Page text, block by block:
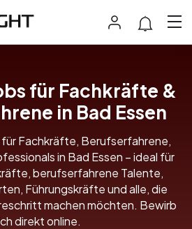
für Fachkräfte &
in Bad Essen
für Fachkräfte, Berufserfahrene,
in Bad Essen – ideal für
berufserfahrene Talente,
Führungskräfte und alle, die
machen möchten. Bewirb
direkt online.